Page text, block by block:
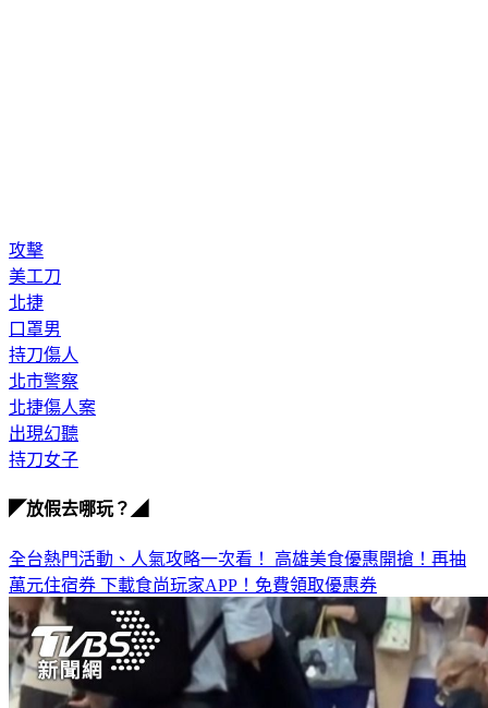
攻擊
美工刀
北捷
口罩男
持刀傷人
北市警察
北捷傷人案
出現幻聽
全台熱門活動、人氣攻略一次看！高雄美食優惠開搶！再抽
萬元住宿券
下載食尚玩家APP！免費領取優惠券